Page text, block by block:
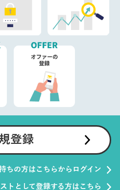
登録
ちの方はこちらからログイン
トとして登録する方はこちら